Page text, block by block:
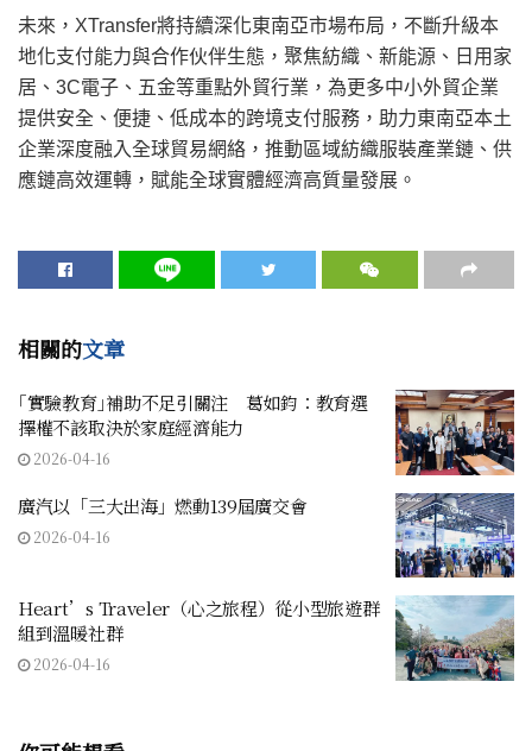
未來，XTransfer將持續深化東南亞市場布局，不斷升級本
地化支付能力與合作伙伴生態，聚焦紡織、新能源、日用家
居、3C電子、五金等重點外貿行業，為更多中小外貿企業
提供安全、便捷、低成本的跨境支付服務，助力東南亞本土
企業深度融入全球貿易網絡，推動區域紡織服裝產業鏈、供
應鏈高效運轉，賦能全球實體經濟高質量發展。
相關的文章
｢實驗教育｣補助不足引關注 葛如鈞：教育選
擇權不該取決於家庭經濟能力
2026-04-16
廣汽以「三大出海」燃動139屆廣交會
2026-04-16
Heart’s Traveler（心之旅程）從小型旅遊群
組到溫暖社群
2026-04-16